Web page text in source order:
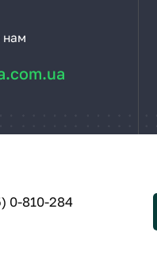
нам
0-810-284